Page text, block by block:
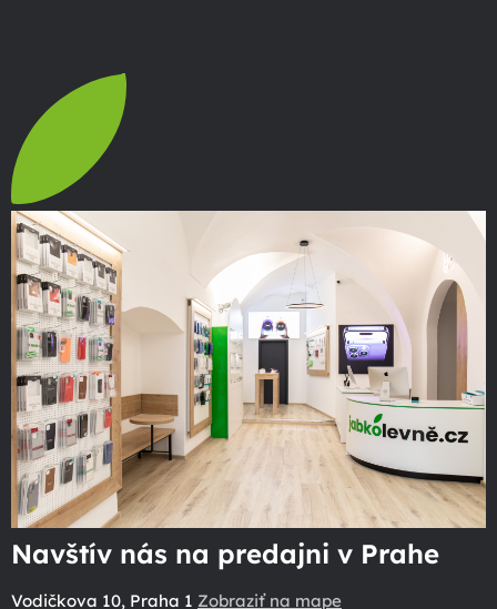
Navštív nás na predajni v Prahe
Vodičkova 10, Praha 1 Zobraziť na mape